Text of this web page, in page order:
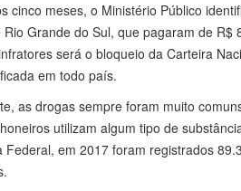
cinco meses, o Ministério Público
Rio Grande do Sul, que pagaram de
será o bloqueio da Carteira
em todo país.
as drogas sempre foram muito
utilizam algum tipo de
Federal, em 2017 foram registrados